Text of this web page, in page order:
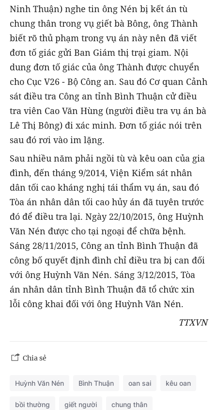
Ninh Thuận) nghe tin ông Nén bị kết án tù
chung thân trong vụ giết bà Bông, ông Thành
biết rõ thủ phạm trong vụ án này nên đã viết
đơn tố giác gửi Ban Giám thị trại giam. Nội
dung đơn tố giác của ông Thành được chuyển
cho Cục V26 - Bộ Công an. Sau đó Cơ quan Cảnh
sát điều tra Công an tỉnh Bình Thuận cử điều
tra viên Cao Văn Hùng (người điều tra vụ án bà
Lê Thị Bông) đi xác minh. Đơn tố giác nói trên
sau đó rơi vào im lặng.
Sau nhiều năm phải ngồi tù và kêu oan của gia
đình, đến tháng 9/2014, Viện Kiểm sát nhân
dân tối cao kháng nghị tái thẩm vụ án, sau đó
Tòa án nhân dân tối cao hủy án đã tuyên trước
đó để điều tra lại. Ngày 22/10/2015, ông Huỳnh
Văn Nén được cho tại ngoại để chữa bệnh.
Sáng 28/11/2015, Công an tỉnh Bình Thuận đã
công bố quyết định đình chỉ điều tra bị can đối
với ông Huỳnh Văn Nén. Sáng 3/12/2015, Tòa
án nhân dân tỉnh Bình Thuận đã tổ chức xin
lỗi công khai đối với ông Huỳnh Văn Nén.
TTXVN
Chia sẻ
Huỳnh Văn Nén Bình Thuận oan sai kêu oan
bồi thường giết người chung thân